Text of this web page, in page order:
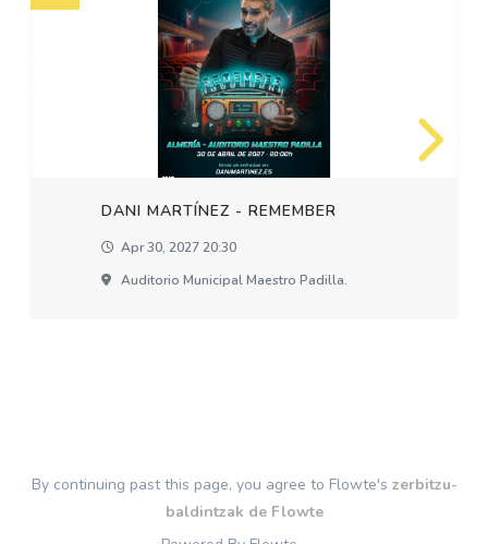
DANI MARTÍNEZ - REMEMBER
Apr 30, 2027 20:30
Auditorio Municipal Maestro Padilla.
By continuing past this page, you agree to Flowte's zerbitzu-
baldintzak de Flowte